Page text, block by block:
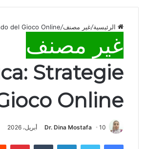
الرئيسية/غير مصنف/
del Gioco Online
غير مصنف
Strategie
Online
Dr. Dina Mostafa 10 أبريل، 2026
فيسبوك تويتر لينكدإن